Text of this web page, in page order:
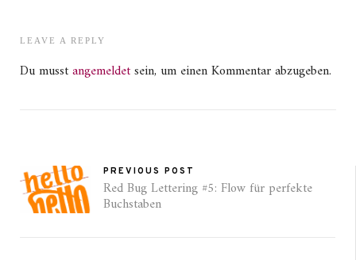
LEAVE A REPLY
Du musstangemeldetsein, um einen Kommentar abzugeben.
PREVIOUS POST
Red Bug Lettering #5: Flow für perfekte
Buchstaben